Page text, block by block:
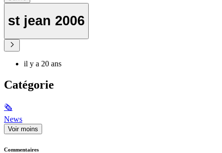
st jean 2006
il y a 20 ans
Catégorie
🗞
News
Voir moins
Commentaires